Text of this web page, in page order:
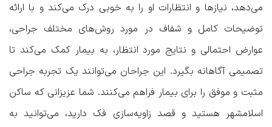
می‌دهد، نیازها و انتظارات او را به خوبی درک می‌کند و با ارائه
توضیحات کامل و شفاف در مورد روش‌های مختلف جراحی،
عوارض احتمالی و نتایج مورد انتظار، به بیمار کمک می‌کند تا
تصمیمی آگاهانه بگیرد. این جراحان می‌توانند یک تجربه جراحی
مثبت و موفق را برای بیمار فراهم می‌کنند. شما عزیزانی که ساکن
اسلامشهر هستید و قصد زاویه‌سازی فک دارید، می‌توانید به